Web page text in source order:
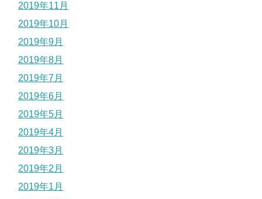
2019年11月
2019年10月
2019年9月
2019年8月
2019年7月
2019年6月
2019年5月
2019年4月
2019年3月
2019年2月
2019年1月